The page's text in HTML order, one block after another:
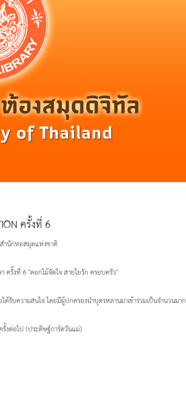
ครั้งที่ 6
ำนักหอสมุดแห่งชาติ
ครั้งที่ 6 "ดอกไม้จัดใจ สายใยรัก ครอบครัว"
บความสนใจ โดยมีผู้ปกครองนำบุตรหลานมาเข้าร่วมเป็นจำนวนมาก
รั้งต่อไป (ประดิษฐ์การ์ดวันแม่)